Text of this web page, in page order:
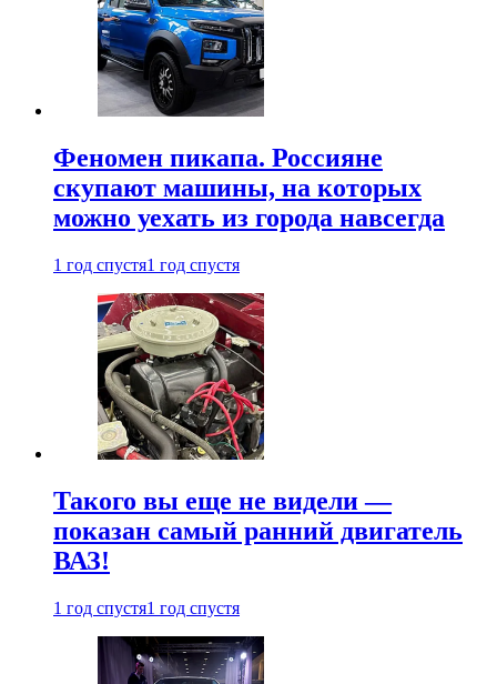
Феномен пикапа. Россияне
скупают машины, на которых
можно уехать из города навсегда
1 год спустя1 год спустя
Такого вы еще не видели —
показан самый ранний двигатель
ВАЗ!
1 год спустя1 год спустя